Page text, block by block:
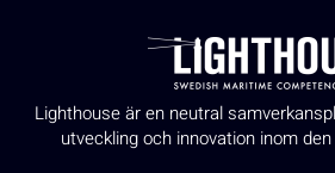
Lighthouse är en neutral
utveckling och innovation inom